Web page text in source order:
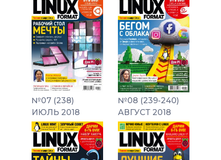
№07 (238)
ИЮЛЬ 2018
№08 (239-240)
АВГУСТ 2018